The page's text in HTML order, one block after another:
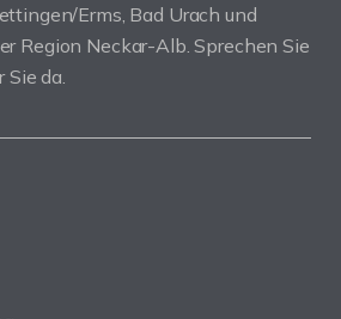
Erms, Bad Urach und
Region Neckar-Alb. Sprechen Sie
da.